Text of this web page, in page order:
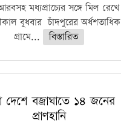
মধ্যপ্রাচ্যের সঙ্গে মিল রেখে
বুধবার চাঁদপুরের অর্ধশতাধিক
গ্রামে...
বিস্তারিত
দেশে বজ্রাঘাতে ১৪ জনের
প্রাণহানি